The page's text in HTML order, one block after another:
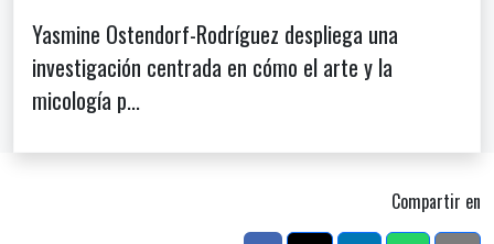
Yasmine Ostendorf-Rodríguez despliega una
investigación centrada en cómo el arte y la
micología p...
Compartir en